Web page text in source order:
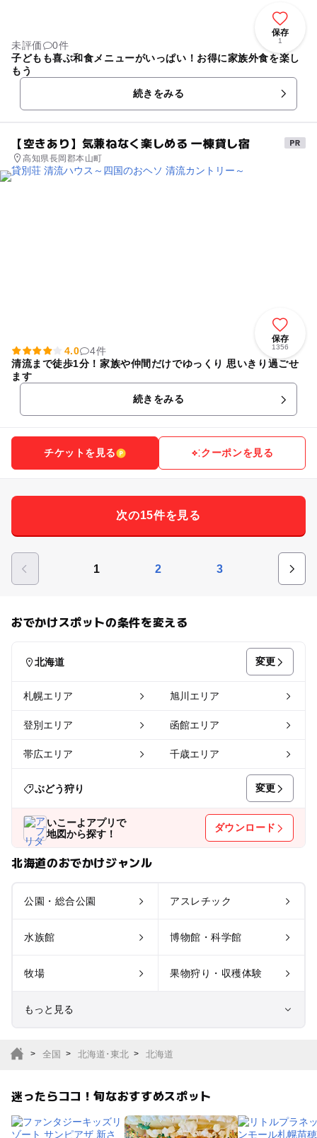
保存
1
未評価
0件
子どもも喜ぶ和食メニューがいっぱい！お得に家族外食を楽し
もう
続きをみる
【空きあり】気兼ねなく楽しめる 一棟貸し宿
高知県長岡郡本山町
保存
1356
4.0
4件
清流まで徒歩1分！家族や仲間だけでゆっくり 思いきり過ごせ
ます
続きをみる
チケットを見る クーポンを見る
次の15件を見る
1 2 3
おでかけスポットの条件を変える
北海道 変更
札幌エリア 旭川エリア
登別エリア 函館エリア
帯広エリア 千歳エリア
ぶどう狩り 変更
いこーよアプリで
地図から探す！
ダウンロード
北海道のおでかけジャンル
公園・総合公園 アスレチック
水族館 博物館・科学館
牧場 果物狩り・収穫体験
もっと見る
サファリパーク
植物園・フラワーパー
ク
全国 北海道･東北 北海道
迷ったらココ！旬なおすすめスポット